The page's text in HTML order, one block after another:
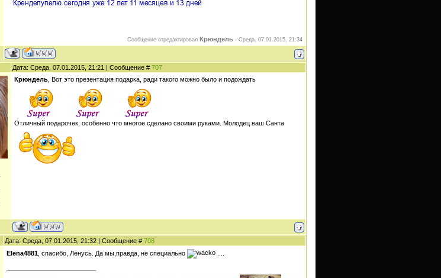
Сообщение отредактировал Крюндель - Среда, 07.01.2015, 21:34
Дата: Среда, 07.01.2015, 21:21 | Сообщение # 707
Крюндель , Вот это презентация подарка, ради такого можно было и подождать
Отличный подарочек, особенно что многое сделано своими руками. Молодец ваш Санта
Дата: Среда, 07.01.2015, 21:32 | Сообщение # 708
Elena4881 , спасибо, Ленусь. Да мы,правда, не специально